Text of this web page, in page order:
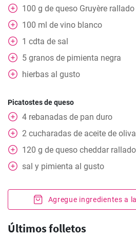
100 g de queso Gruyère rallado
100 ml de vino blanco
1 cdta de sal
5 granos de pimienta negra
hierbas al gusto
Picatostes de queso
4 rebanadas de pan duro
2 cucharadas de aceite de oliva
120 g de queso cheddar rallado
sal y pimienta al gusto
Agregue ingredientes a
Últimos folletos